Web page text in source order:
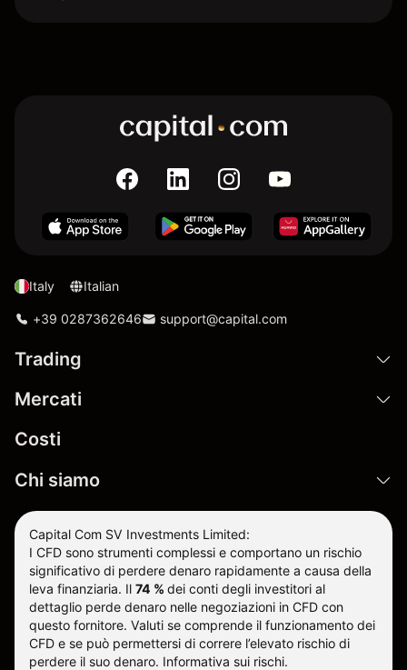
Italy Italian
+39 0287362646 support@capital.com
Trading
Mercati
Costi
Chi siamo
Capital Com SV Investments Limited:
I CFD sono strumenti complessi e comportano un rischio
significativo di perdere denaro rapidamente a causa della
leva finanziaria. Il 74 % dei conti degli investitori al
dettaglio perde denaro nelle negoziazioni in CFD con
questo fornitore. Valuti se comprende il funzionamento dei
CFD e se può permettersi di correre l’elevato rischio di
perdere il suo denaro. Informativa sui rischi.